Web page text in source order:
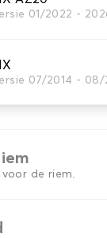
01/2022 -
07/2014 - 08/
uw
tapijt kofferruimte.
de riem.